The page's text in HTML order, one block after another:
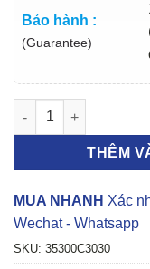
Bảo hành :
(Guarantee)
ĐÈN PHA THACO
THÊM
MUA NHANH Xác
Wechat - Whatsapp
SKU: 35300C3030